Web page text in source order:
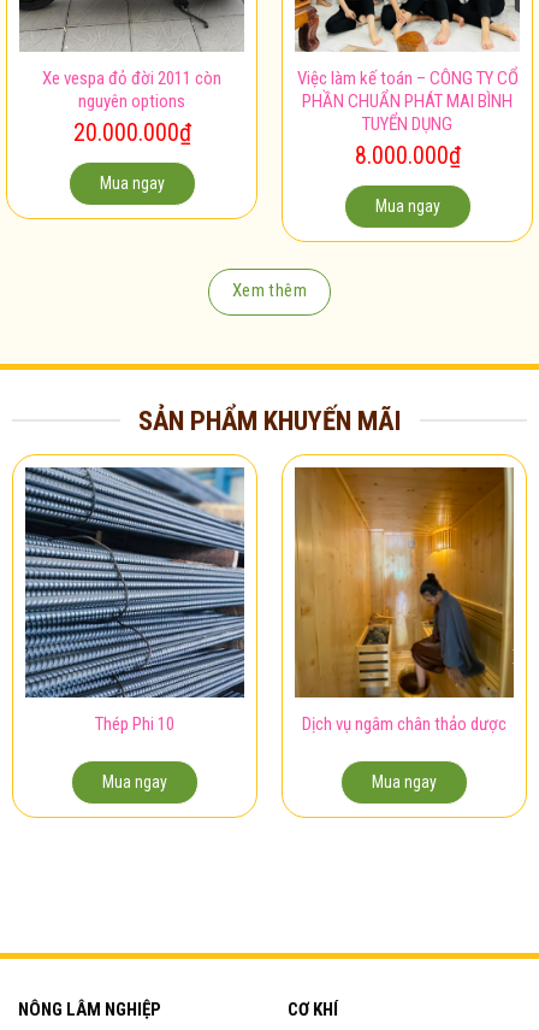
Xe vespa đỏ đời 2011 còn
nguyên options
20.000.000₫
Mua ngay
Việc làm kế toán – CÔNG TY CỔ
PHẦN CHUẨN PHÁT MAI BÌNH
TUYỂN DỤNG
8.000.000₫
Mua ngay
Xem thêm
SẢN PHẨM KHUYẾN MÃI
Thép Phi 10
Mua ngay
Dịch vụ ngâm chân thảo dược
Mua ngay
NÔNG LÂM NGHIỆP CƠ KHÍ